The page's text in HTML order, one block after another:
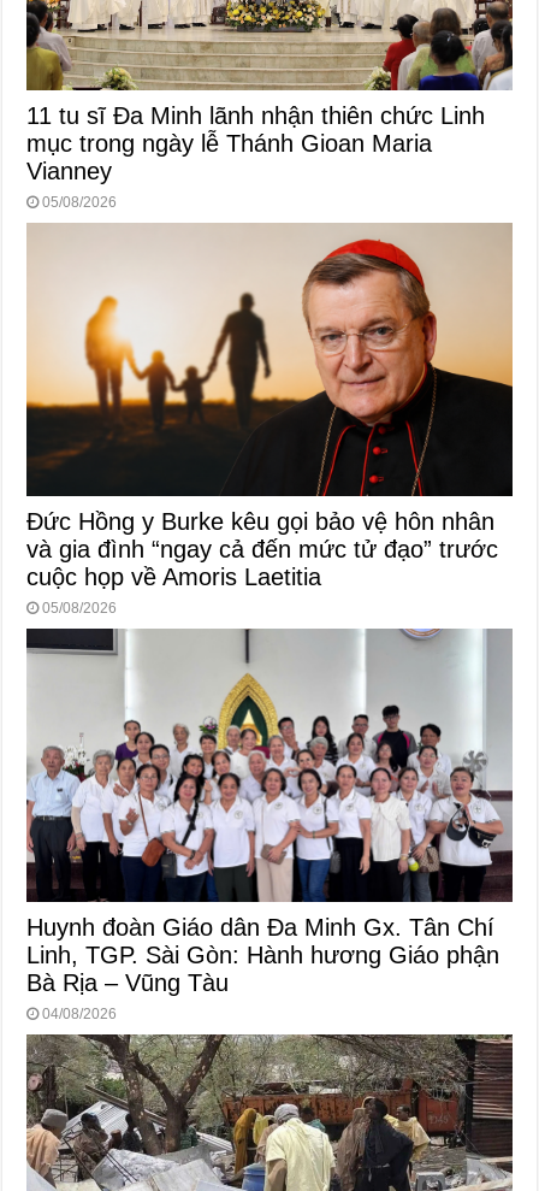
11 tu sĩ Đa Minh lãnh nhận thiên chức Linh
mục trong ngày lễ Thánh Gioan Maria
Vianney
05/08/2026
Đức Hồng y Burke kêu gọi bảo vệ hôn nhân
và gia đình “ngay cả đến mức tử đạo” trước
cuộc họp về Amoris Laetitia
05/08/2026
Huynh đoàn Giáo dân Đa Minh Gx. Tân Chí
Linh, TGP. Sài Gòn: Hành hương Giáo phận
Bà Rịa – Vũng Tàu
04/08/2026